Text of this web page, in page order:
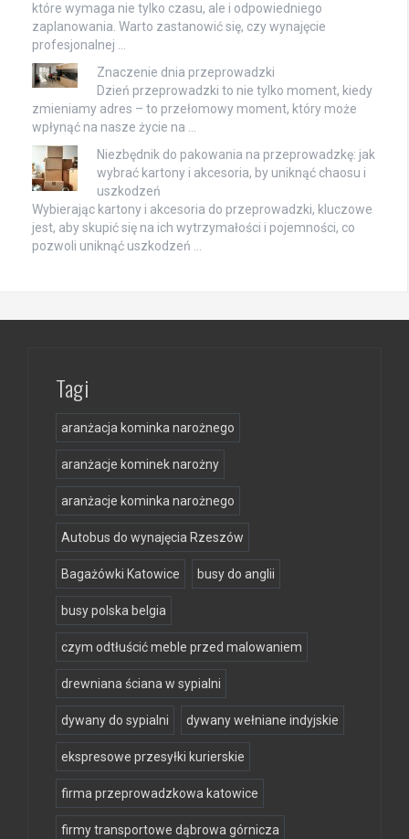
które wymaga nie tylko czasu, ale i odpowiedniego
zaplanowania. Warto zastanowić się, czy wynajęcie
profesjonalnej …
Znaczenie dnia przeprowadzki
Dzień przeprowadzki to nie tylko moment, kiedy
zmieniamy adres – to przełomowy moment, który może
wpłynąć na nasze życie na …
Niezbędnik do pakowania na przeprowadzkę: jak
wybrać kartony i akcesoria, by uniknąć chaosu i
uszkodzeń
Wybierając kartony i akcesoria do przeprowadzki, kluczowe
jest, aby skupić się na ich wytrzymałości i pojemności, co
pozwoli uniknąć uszkodzeń …
Tagi
aranżacja kominka narożnego
aranżacje kominek narożny
aranżacje kominka narożnego
Autobus do wynajęcia Rzeszów
Bagażówki Katowice busy do anglii
busy polska belgia
czym odtłuścić meble przed malowaniem
drewniana ściana w sypialni
dywany do sypialni dywany wełniane indyjskie
ekspresowe przesyłki kurierskie
firma przeprowadzkowa katowice
firmy transportowe dąbrowa górnicza